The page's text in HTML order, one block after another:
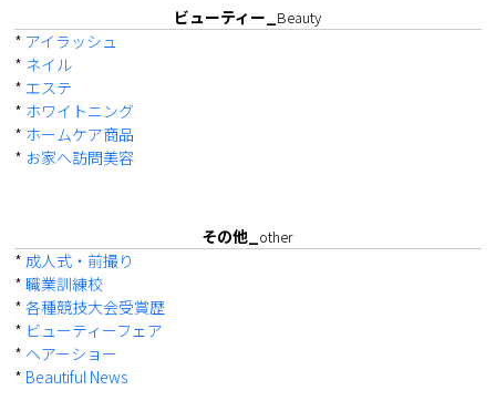
ビューティー_ Beauty
* アイラッシュ
* ネイル
* エステ
* ホワイトニング
* ホームケア商品
* お家へ訪問美容
その他_ other
* 成人式・前撮り
*職業訓練校
*各種競技大会受賞歴
* ビューティーフェア
* ヘアーショー
* Beautiful News